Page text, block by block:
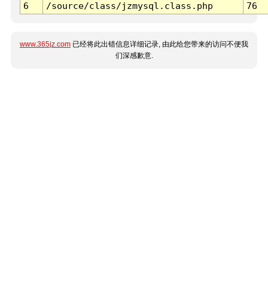
6
/source/class/jzmysql.class.php 76
www.365jz.com 已经将此出错信息详细记录, 由此给您带来的访问不便我
们深感歉意.